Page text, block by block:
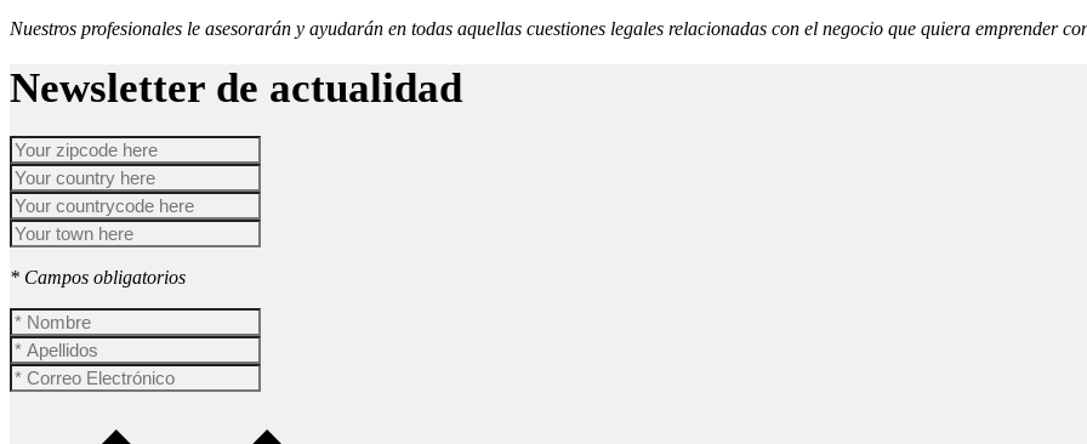
Nuestros profesionales le asesorarán y ayudarán en todas aquellas cuestiones legales relacionadas con el negocio que quiera emprender
Newsletter de actualidad
* Campos obligatorios